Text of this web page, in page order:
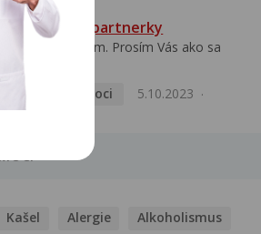
HPV typ 52 u partnerky
Dobrý deň prajem. Prosím Vás ako sa
Pohlavní nemoci
5.10.2023
Kašel Alergie Alkoholismus